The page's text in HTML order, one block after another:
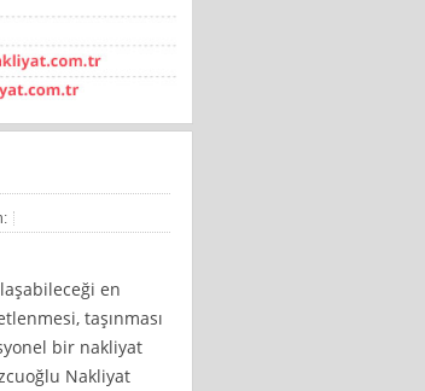
en
taşınması
bir nakliyat
Nakliyat